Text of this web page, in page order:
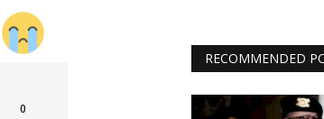
0
RECOMMENDED